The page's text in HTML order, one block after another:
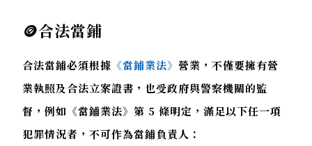
🪙合法當鋪
合法當鋪必須根據 《當鋪業法》營業，不僅要擁有營
業執照及合法立案證書，也受政府與警察機關的監
督，例如《當鋪業法》第 5 條明定，滿足以下任一項
犯罪情況者，不可作為當鋪負責人：